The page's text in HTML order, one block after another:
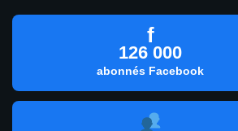
f
126 000
abonnés Facebook